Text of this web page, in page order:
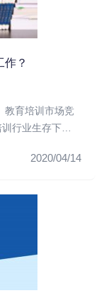
作？
教育培训市场竞
行业生存下
2020/04/14